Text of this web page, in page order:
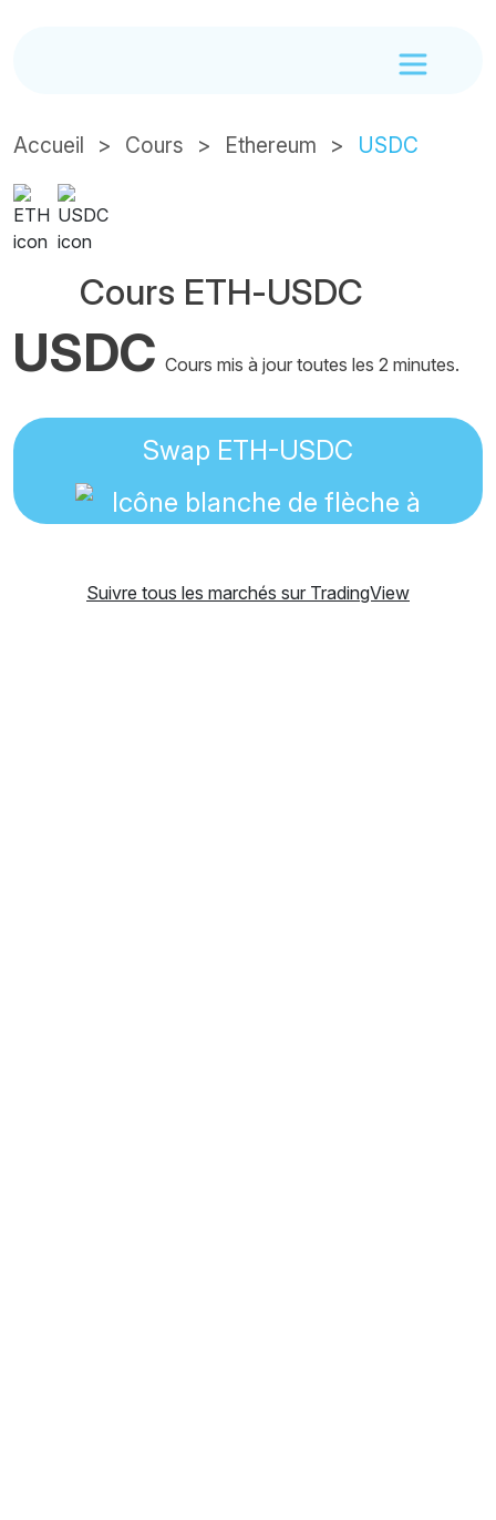
Accueil Cours Ethereum USDC
Cours ETH-USDC
USDC Cours mis à jour toutes les 2 minutes.
Swap ETH-USDC
Suivre tous les marchés sur TradingView